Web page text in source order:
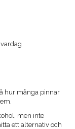
hur många pinnar
men inte
ett alternativ och